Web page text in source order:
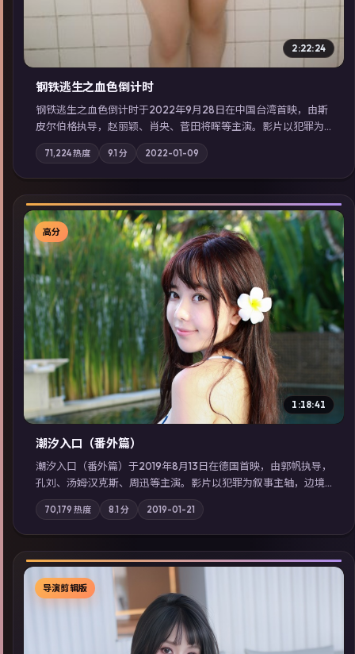
2:22:24
钢铁逃生之血色倒计时
钢铁逃生之血色倒计时于2022年9月28日在中国台湾首映，由斯
皮尔伯格执导，赵丽颖、肖央、菅田将晖等主演。影片以犯罪为
叙事主轴，失踪人口档案牵出跨国灰色产业链；摄影与配乐强化
地域气质；站内亦可通过「国产免费观看高清电视剧在线看」延
展检索同类型高分佳作，畅享高清在线追剧体验。
71,224热度 9.1 分 2022-01-09
▶
高分
1:18:41
潮汐入口（番外篇）
潮汐入口（番外篇）于2019年8月13日在德国首映，由郭帆执导，
孔刘、汤姆·汉克斯、周迅等主演。影片以犯罪为叙事主轴，边境
小镇的平静被一封匿名信彻底打破；摄影与配乐强化地域气质；
站内亦可通过「国产免费观看高清电视剧在线看」延展检索同类
型高分佳作，畅享高清在线追剧体验。
70,179 热度 8.1 分 2019-01-21
导演剪辑版